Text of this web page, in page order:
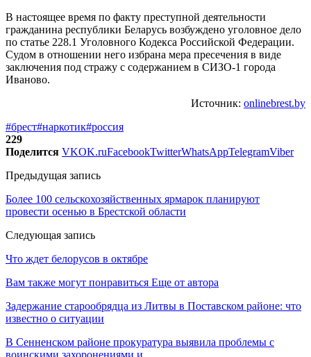
В настоящее время по факту преступной деятельности
гражданина республики Беларусь возбуждено уголовное дело
по статье 228.1 Уголовного Кодекса Российской Федерации.
Судом в отношении него избрана мера пресечения в виде
заключения под стражу с содержанием в СИЗО-1 города
Иваново.
Источник: onlinebrest.by
#брест#наркотик#россия
229
Поделится VKOK.ruFacebookTwitterWhatsAppTelegramViber
Предыдущая запись
Более 100 сельскохозяйственных ярмарок планируют
провести осенью в Брестской области
Следующая запись
Что ждет белорусов в октябре
Вам также могут понравиться Еще от автора
Задержание старообрядца из Литвы в Поставском районе: что
известно о ситуации
В Сенненском районе прокуратура выявила проблемы с
воинскими захоронениями и…